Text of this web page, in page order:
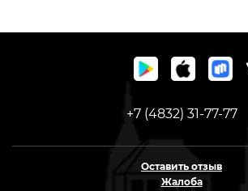
+7 (4832) 31-77-77
Оставить отзыв
Жалоба